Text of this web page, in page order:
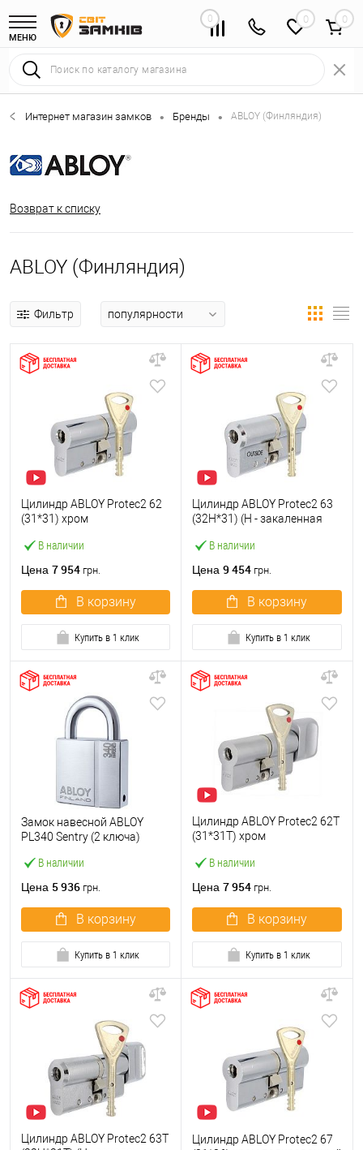
МЕНЮ
0 0
Интернет магазин замков • Бренды • ABLOY (Финляндия)
Возврат к списку
ABLOY (Финляндия)
Фильтр
В наличии
Цилиндр ABLOY Protec2 62
(31*31) хром
Цена 7 954 грн.
В корзину
Купить в 1 клик
В наличии
Цилиндр ABLOY Protec2 63
(32H*31) (H - закаленная
полированный
Цена 9 454 грн.
В корзину
Купить в 1 клик
В наличии
Замок навесной ABLOY
PL340 Sentry (2 ключа)
Цена 5 936 грн.
В корзину
Купить в 1 клик
В наличии
Цилиндр ABLOY Protec2 62T
(31*31T) хром
Цена 7 954 грн.
В корзину
Купить в 1 клик
Цилиндр ABLOY Protec2 63T
Цилиндр ABLOY Protec2 67